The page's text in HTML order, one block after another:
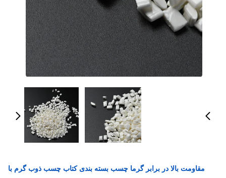
مقاومت بالا در برابر گرما چسب بسته بندی کتاب چسب ذوب گرم با